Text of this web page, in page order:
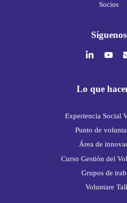
Socios
Síguenos
Lo que
Experiencia Social
Punto de
Área de
Curso Gestión del
Grupos de
Voluntare